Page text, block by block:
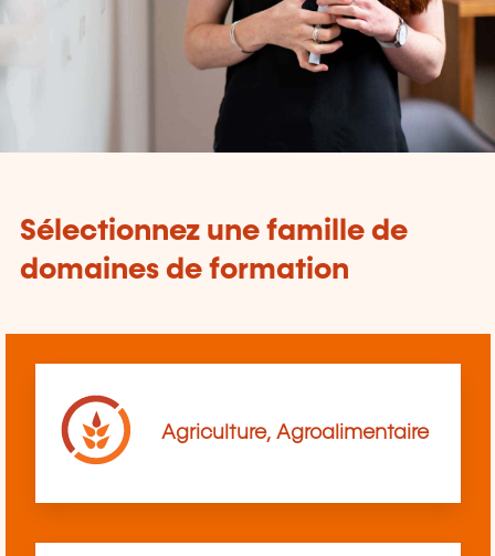
Sélectionnez une famille de
domaines de formation
Agriculture, Agroalimentaire